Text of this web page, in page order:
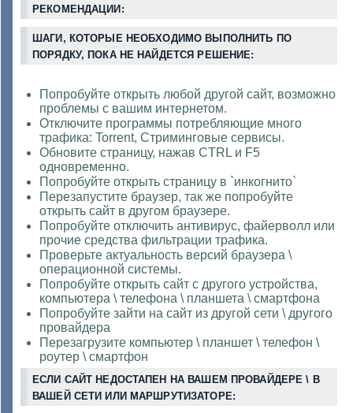
РЕКОМЕНДАЦИИ:
ШАГИ, КОТОРЫЕ НЕОБХОДИМО ВЫПОЛНИТЬ ПО
ПОРЯДКУ, ПОКА НЕ НАЙДЕТСЯ РЕШЕНИЕ:
Попробуйте открыть любой другой сайт, возможно
проблемы с вашим интернетом.
Отключите программы потребляющие много
трафика: Torrent, Стриминговые сервисы.
Обновите страницу, нажав CTRL и F5
одновременно.
Попробуйте открыть страницу в `инкогнито`
Перезапустите браузер, так же попробуйте
открыть сайт в другом браузере.
Попробуйте отключить антивирус, файерволл или
прочие средства фильтрации трафика.
Проверьте актуальность версий браузера \
операционной системы.
Попробуйте открыть сайт с другого устройства,
компьютера \ телефона \ планшета \ смартфона
Попробуйте зайти на сайт из другой сети \ другого
провайдера
Перезагрузите компьютер \ планшет \ телефон \
роутер \ смартфон
ЕСЛИ САЙТ НЕДОСТАПЕН НА ВАШЕМ ПРОВАЙДЕРЕ \ В
ВАШЕЙ СЕТИ ИЛИ МАРШРУТИЗАТОРЕ: